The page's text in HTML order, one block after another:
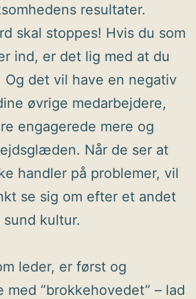
resultater.
skal stoppes! Hvis du som
ind, er det lig med at du
Og det vil have en negativ
øvrige medarbejdere,
engagerede mere og
Når de ser at
handler på problemer, vil
se sig om efter et andet
kultur.
leder, er først og
med “brokkehovedet” – lad